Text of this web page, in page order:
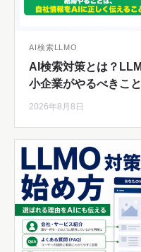
AI検索LLMO
AI検索対策とは？
小企業がやるべきこと
2026年8月8日